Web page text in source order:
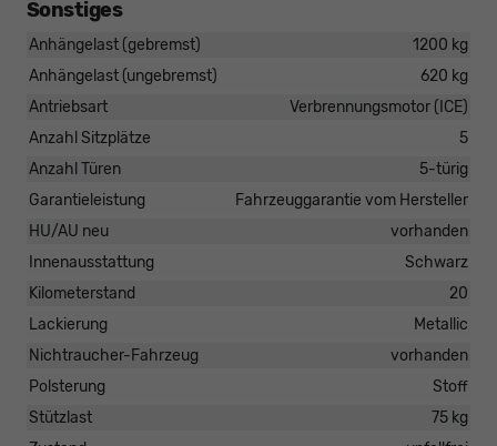
Sonstiges
Anhängelast (gebremst)
1200 kg
Anhängelast (ungebremst)
620 kg
Antriebsart
Verbrennungsmotor (ICE)
Anzahl Sitzplätze
5
Anzahl Türen
5-türig
Garantieleistung
Fahrzeuggarantie vom Hersteller
HU/AU neu
vorhanden
Innenausstattung
Schwarz
Kilometerstand
20
Lackierung
Metallic
Nichtraucher-Fahrzeug
vorhanden
Polsterung
Stoff
Stützlast
75 kg